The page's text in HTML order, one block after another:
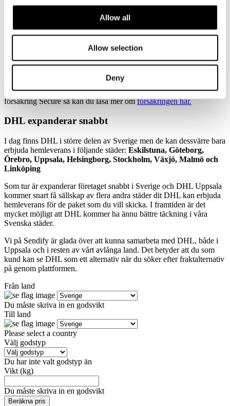
Allow all
Allow selection
Deny
större än Norden och större än Europa. DHL finns vid alla jordens
hörn vilket gör att de alltid har ett kontor på den plats dit du vill
skicka ditt paket. Ditt paket från DHL Uppsala kan därför levereras
av DHL New York eller kanske DHL Istanbul utan att DHL
någonsin förlorar kontrollen över det.
Ska du skicka något utomlands som du är lite extra rädd om kan det
därför vara en väldigt god idé att skicka det med DHL. Dessutom
erbjuder DHL självklart en försäkring utifall något mot förmodan
skulle hända med ditt paket, vill du lära dig mer om Sendifys
försäkring Secure så kan du läsa mer omförsäkringen här.
DHL expanderar snabbt
I dag finns DHL i större delen av Sverige men de kan dessvärre bara
erbjuda hemleverans i följande städer: Eskilstuna, Göteborg,
Örebro, Uppsala, Helsingborg, Stockholm, Växjö, Malmö och
Linköping
Som tur är expanderar företaget snabbt i Sverige och DHL Uppsala
kommer snart få sällskap av flera andra städer dit DHL kan erbjuda
hemleverans för de paket som du vill skicka. I framtiden är det
mycket möjligt att DHL kommer ha ännu bättre täckning i våra
Svenska städer.
Vi på Sendify är glada över att kunna samarbeta med DHL, både i
Uppsala och i resten av vårt avlånga land. Det betyder att du som
kund kan se DHL som ett alternativ när du söker efter fraktalternativ
på genom plattformen.
Från land
Du måste skriva in en godsvikt
Till land
Please select a country
Välj godstyp
Du har inte valt godstyp än
Vikt (kg)
Du måste skriva in en godsvikt
Beräkna pris